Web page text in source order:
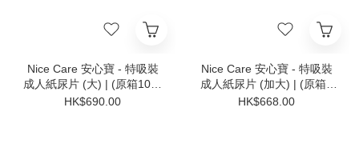
Nice Care 安心寶 - 特吸裝
成人紙尿片 (大) | (原箱10包
x 10片)
HK$690.00
Nice Care 安心寶 - 特吸裝
成人紙尿片 (加大) | (原箱8
包 x 10片)
HK$668.00